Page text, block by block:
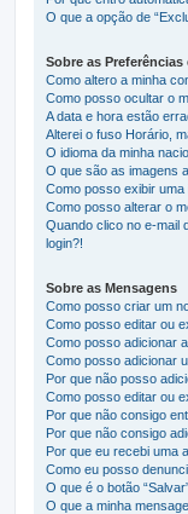
O que a opção de
Sobre as
Como altero a minha
Como posso ocultar o
A data e hora estão
Alterei o fuso Horário,
O idioma da minha
O que são as imagens
Como posso exibir
Como posso alterar o
Quando clico no e-mail
login?!
Sobre as Mensagens
Como posso criar um
Como posso editar ou
Como posso adicionar
Como posso adicionar
Por que não posso
Como posso editar ou
Por que não consigo
Por que não consigo
Por que eu recebi uma
Como eu posso
O que é o botão
O que a minha